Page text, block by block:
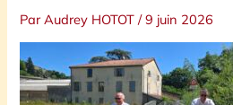
ParAudrey HOTOT/9 juin 2026